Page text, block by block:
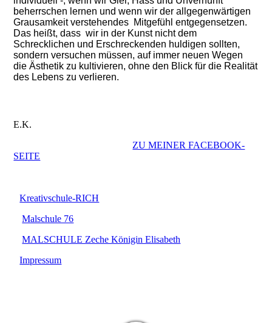
beherrschen lernen und wenn wir der allgegenwärtigen
Grausamkeit verstehendes Mitgefühl entgegensetzen.
Das heißt, dass wir in der Kunst nicht dem
Schrecklichen und Erschreckenden huldigen sollten,
sondern versuchen müssen, auf immer neuen Wegen
die Ästhetik zu kultivieren, ohne den Blick für die Realität
des Lebens zu verlieren.
E.K.
ZU MEINER FACEBOOK-
SEITE
Kreativschule-RICH
Malschule 76
MALSCHULE Zeche Königin Elisabeth
Impressum